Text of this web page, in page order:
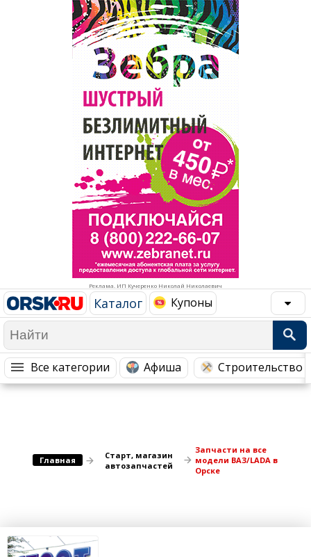
Реклама. ИП Кучеренко Николай Николаевич
Каталог Купоны
Все категории Афиша Строительство
Рестораны, кафе, бары
Развлечения и отдых
Спорт Фитнес
Недвижимость
Красота Косметология
Медицина Здоровье
Гостиницы
Торговля
Бизнес и финансы
Юристы, Экспертиза, Страхование
Ремонт
Социальные организации
Это интересно
Администрация
Промышленность
Городское хозяйство
Купоны
Популярное →
Главная
Старт, магазин
автозапчастей
Запчасти на все
модели ВАЗ/LADA в
Орске